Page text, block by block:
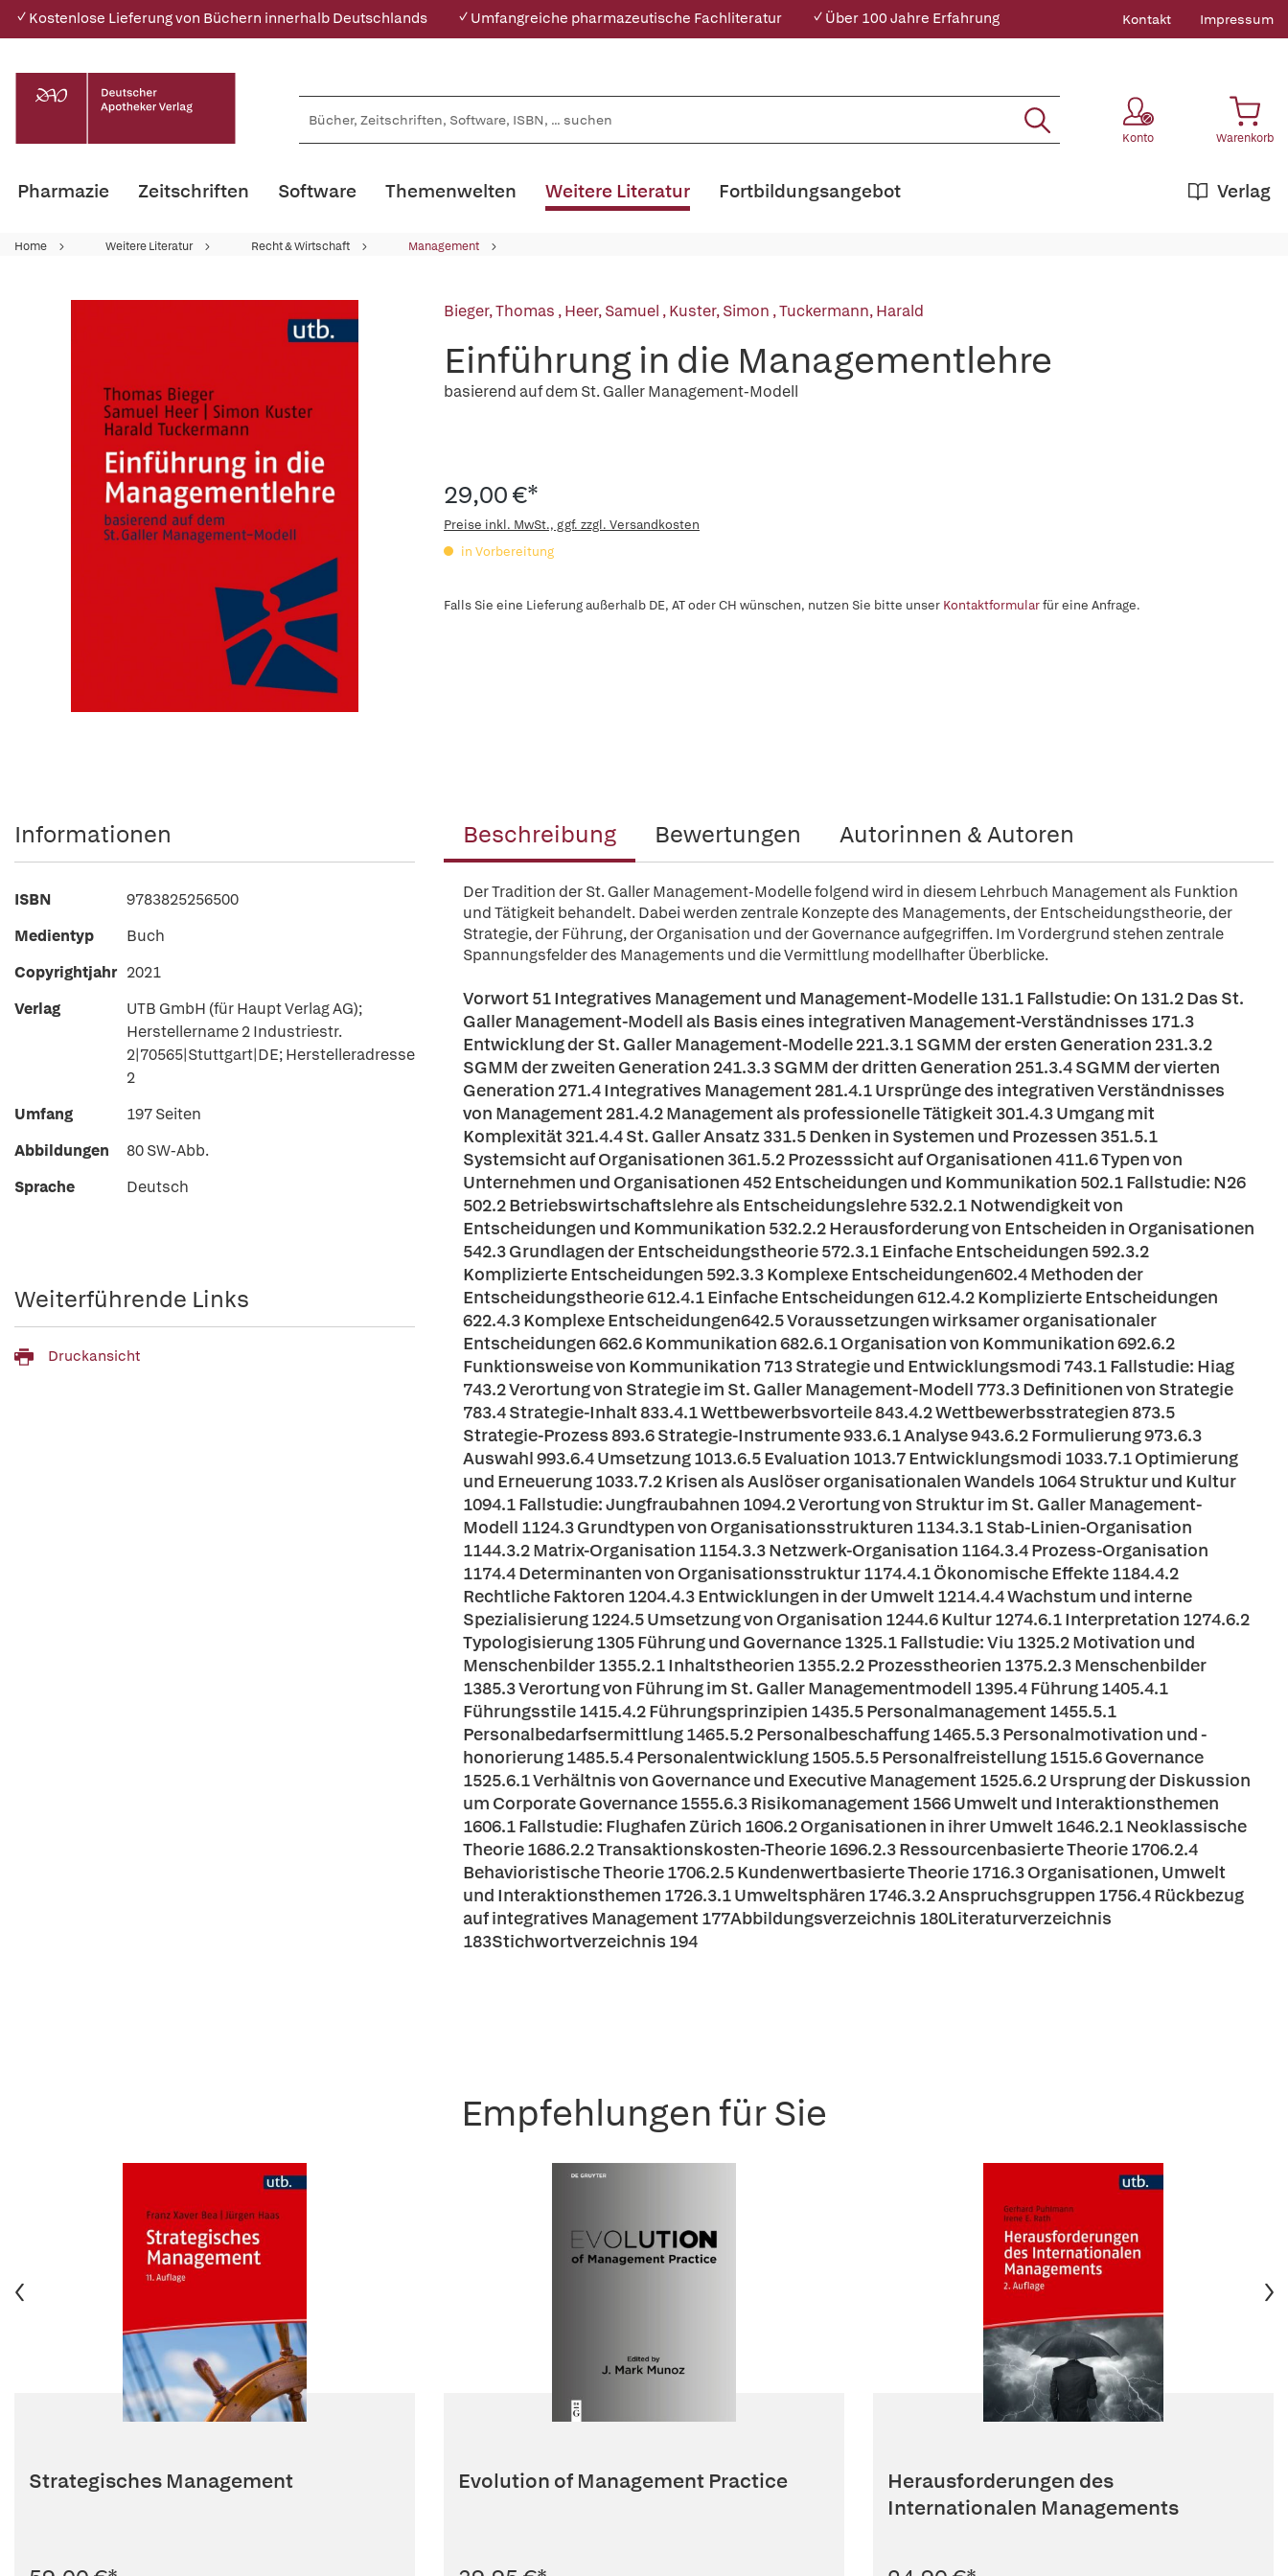
✓ Kostenlose Lieferung von Büchern innerhalb Deutschlands ✓ Umfangreiche pharmazeutische Fachliteratur ✓ Über 100 Jahre Erfahrung Kontakt Impressum
Konto Warenkorb
Pharmazie Zeitschriften Software Themenwelten Weitere Literatur Verlag
Fortbildungsangebot
Home Weitere Literatur Recht & Wirtschaft Management
Bieger, Thomas ,Heer, Samuel ,Kuster, Simon ,Tuckermann, Harald
Einführung in die Managementlehre
basierend auf dem St. Galler Management-Modell
29,00 €*
Preise inkl. MwSt., ggf. zzgl. Versandkosten
in Vorbereitung
Falls Sie eine Lieferung außerhalb DE, AT oder CH wünschen, nutzen Sie bitte unser Kontaktformularfür eine Anfrage.
Beschreibung Bewertungen Autorinnen & Autoren
Der Tradition der St. Galler Management-Modelle folgend wird in diesem Lehrbuch Management als Funktion
und Tätigkeit behandelt. Dabei werden zentrale Konzepte des Managements, der Entscheidungstheorie, der
Strategie, der Führung, der Organisation und der Governance aufgegriffen. Im Vordergrund stehen zentrale
Spannungsfelder des Managements und die Vermittlung modellhafter Überblicke.
Vorwort 51 Integratives Management und Management-Modelle 131.1 Fallstudie: On 131.2 Das St.
Galler Management-Modell als Basis eines integrativen Management-Verständnisses 171.3
Entwicklung der St. Galler Management-Modelle 221.3.1 SGMM der ersten Generation 231.3.2
SGMM der zweiten Generation 241.3.3 SGMM der dritten Generation 251.3.4 SGMM der vierten
Generation 271.4 Integratives Management 281.4.1 Ursprünge des integrativen Verständnisses
von Management 281.4.2 Management als professionelle Tätigkeit 301.4.3 Umgang mit
Komplexität 321.4.4 St. Galler Ansatz 331.5 Denken in Systemen und Prozessen 351.5.1
Systemsicht auf Organisationen 361.5.2 Prozesssicht auf Organisationen 411.6 Typen von
Unternehmen und Organisationen 452 Entscheidungen und Kommunikation 502.1 Fallstudie: N26
502.2 Betriebswirtschaftslehre als Entscheidungslehre 532.2.1 Notwendigkeit von
Entscheidungen und Kommunikation 532.2.2 Herausforderung von Entscheiden in Organisationen
542.3 Grundlagen der Entscheidungstheorie 572.3.1 Einfache Entscheidungen 592.3.2
Komplizierte Entscheidungen 592.3.3 Komplexe Entscheidungen602.4 Methoden der
Entscheidungstheorie 612.4.1 Einfache Entscheidungen 612.4.2 Komplizierte Entscheidungen
622.4.3 Komplexe Entscheidungen642.5 Voraussetzungen wirksamer organisationaler
Entscheidungen 662.6 Kommunikation 682.6.1 Organisation von Kommunikation 692.6.2
Funktionsweise von Kommunikation 713 Strategie und Entwicklungsmodi 743.1 Fallstudie: Hiag
743.2 Verortung von Strategie im St. Galler Management-Modell 773.3 Definitionen von Strategie
783.4 Strategie-Inhalt 833.4.1 Wettbewerbsvorteile 843.4.2 Wettbewerbsstrategien 873.5
Strategie-Prozess 893.6 Strategie-Instrumente 933.6.1 Analyse 943.6.2 Formulierung 973.6.3
Auswahl 993.6.4 Umsetzung 1013.6.5 Evaluation 1013.7 Entwicklungsmodi 1033.7.1 Optimierung
und Erneuerung 1033.7.2 Krisen als Auslöser organisationalen Wandels 1064 Struktur und Kultur
1094.1 Fallstudie: Jungfraubahnen 1094.2 Verortung von Struktur im St. Galler Management-
Modell 1124.3 Grundtypen von Organisationsstrukturen 1134.3.1 Stab-Linien-Organisation
1144.3.2 Matrix-Organisation 1154.3.3 Netzwerk-Organisation 1164.3.4 Prozess-Organisation
1174.4 Determinanten von Organisationsstruktur 1174.4.1 Ökonomische Effekte 1184.4.2
Rechtliche Faktoren 1204.4.3 Entwicklungen in der Umwelt 1214.4.4 Wachstum und interne
Spezialisierung 1224.5 Umsetzung von Organisation 1244.6 Kultur 1274.6.1 Interpretation 1274.6.2
Typologisierung 1305 Führung und Governance 1325.1 Fallstudie: Viu 1325.2 Motivation und
Menschenbilder 1355.2.1 Inhaltstheorien 1355.2.2 Prozesstheorien 1375.2.3 Menschenbilder
1385.3 Verortung von Führung im St. Galler Managementmodell 1395.4 Führung 1405.4.1
Führungsstile 1415.4.2 Führungsprinzipien 1435.5 Personalmanagement 1455.5.1
Personalbedarfsermittlung 1465.5.2 Personalbeschaffung 1465.5.3 Personalmotivation und -
honorierung 1485.5.4 Personalentwicklung 1505.5.5 Personalfreistellung 1515.6 Governance
1525.6.1 Verhältnis von Governance und Executive Management 1525.6.2 Ursprung der Diskussion
um Corporate Governance 1555.6.3 Risikomanagement 1566 Umwelt und Interaktionsthemen
1606.1 Fallstudie: Flughafen Zürich 1606.2 Organisationen in ihrer Umwelt 1646.2.1 Neoklassische
Theorie 1686.2.2 Transaktionskosten-Theorie 1696.2.3 Ressourcenbasierte Theorie 1706.2.4
Behavioristische Theorie 1706.2.5 Kundenwertbasierte Theorie 1716.3 Organisationen, Umwelt
und Interaktionsthemen 1726.3.1 Umweltsphären 1746.3.2 Anspruchsgruppen 1756.4 Rückbezug
auf integratives Management 177Abbildungsverzeichnis 180Literaturverzeichnis
183Stichwortverzeichnis 194
Informationen
ISBN
9783825256500
Medientyp
Buch
Copyrightjahr 2021
Verlag
UTB GmbH (für Haupt Verlag AG);
Herstellername 2 Industriestr.
2|70565|Stuttgart|DE; Herstelleradresse
2
Umfang
197 Seiten
Abbildungen
80 SW-Abb.
Sprache
Deutsch
Weiterführende Links
Druckansicht
Empfehlungen für Sie
Strategisches Management Evolution of Management Practice
Herausforderungen des
Internationalen Managements